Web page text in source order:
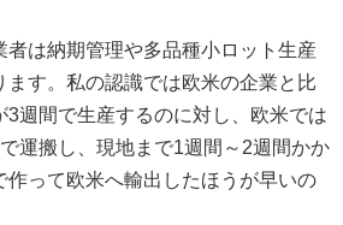
者は納期管理や多品種小ロット生産
ます。私の認識では欧米の企業と比
3週間で生産するのに対し、欧米では
運搬し、現地まで1週間～2週間かか
作って欧米へ輸出したほうが早いの